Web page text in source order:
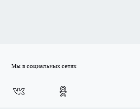
Мы в социальных сетях